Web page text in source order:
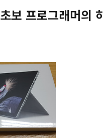
초보 프로그래머의